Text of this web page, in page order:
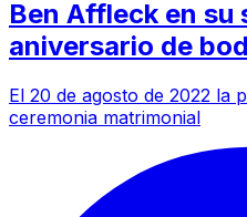
Ben Affleck en su
aniversario de
El 20 de agosto de 2022 la
ceremonia matrimonial